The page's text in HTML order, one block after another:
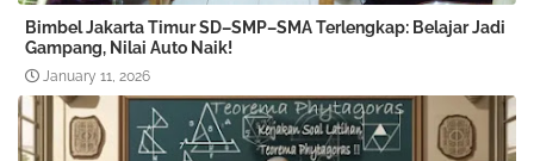
Bimbel Jakarta Timur SD–SMP–SMA Terlengkap: Belajar Jadi
Gampang, Nilai Auto Naik!
January 11, 2026